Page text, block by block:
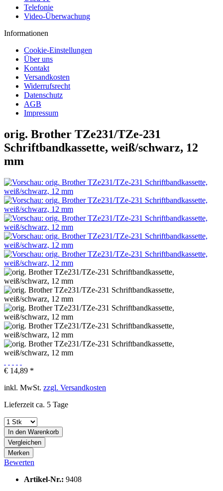
Telefonie
Video-Überwachung
Informationen
Cookie-Einstellungen
Über uns
Kontakt
Versandkosten
Widerrufsrecht
Datenschutz
AGB
Impressum
orig. Brother TZe231/TZe-231
Schriftbandkassette, weiß/schwarz, 12
mm
€ 14,89 *
inkl. MwSt. zzgl. Versandkosten
Lieferzeit ca. 5 Tage
In den Warenkorb
Vergleichen
Merken
Bewerten
Artikel-Nr.: 9408